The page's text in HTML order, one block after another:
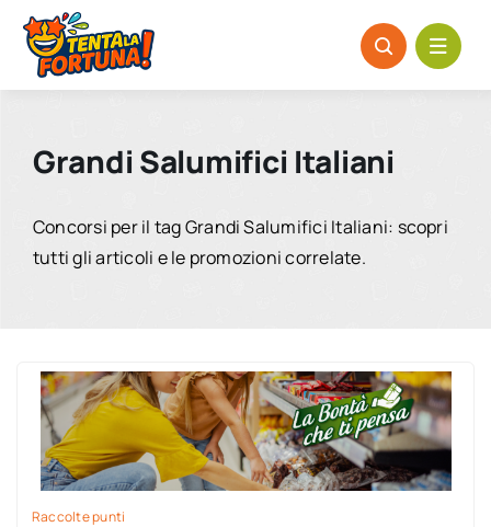
Salta
contenuto
Grandi Salumifici Italiani
Concorsi per il tag Grandi Salumifici Italiani: scopri
tutti gli articoli e le promozioni correlate.
Raccolte punti